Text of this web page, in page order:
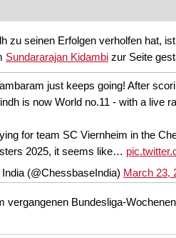
zu seinen Erfolgen verholfen hat, ist
Sundararajan Kidambi zur Seite
just keeps going! After
is now World no.11 - with a live
for team SC Viernheim in the
2025, it seems like…
(@ChessbaseIndia) March 23,
vergangenen Bundesliga-